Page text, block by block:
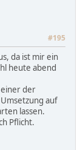
#195
da ist mir ein
heute abend
der
auf
lassen.
Pflicht.